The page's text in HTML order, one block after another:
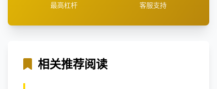
最高杠杆 客服支持
相关推荐阅读